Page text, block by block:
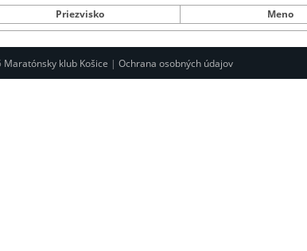
Priezvisko Meno
Maratónsky klub Košice | Ochrana osobných údajov